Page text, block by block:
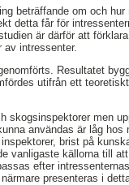
beträffande om och hur
detta får för
är därför att
intressenter.
Resultatet
utifrån ett
skogsinspektorer men
användas är låg hos
brist på
vanligaste källorna till
efter
presenteras i